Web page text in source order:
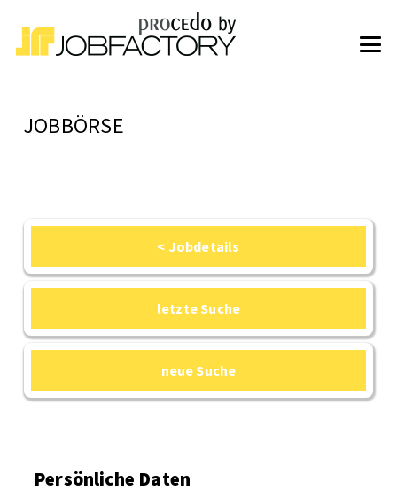
JOBBÖRSE
< Jobdetails
letzte Suche
neue Suche
Persönliche Daten